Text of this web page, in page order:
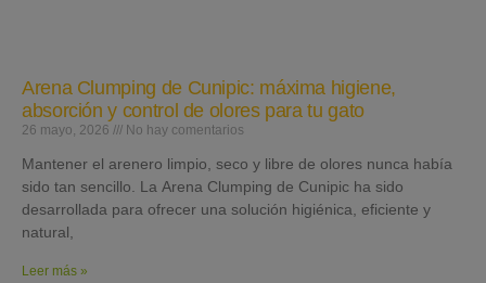
Arena Clumping de Cunipic: máxima higiene,
absorción y control de olores para tu gato
26 mayo, 2026 No hay comentarios
Mantener el arenero limpio, seco y libre de olores nunca había
sido tan sencillo. La Arena Clumping de Cunipic ha sido
desarrollada para ofrecer una solución higiénica, eficiente y
natural,
Leer más »